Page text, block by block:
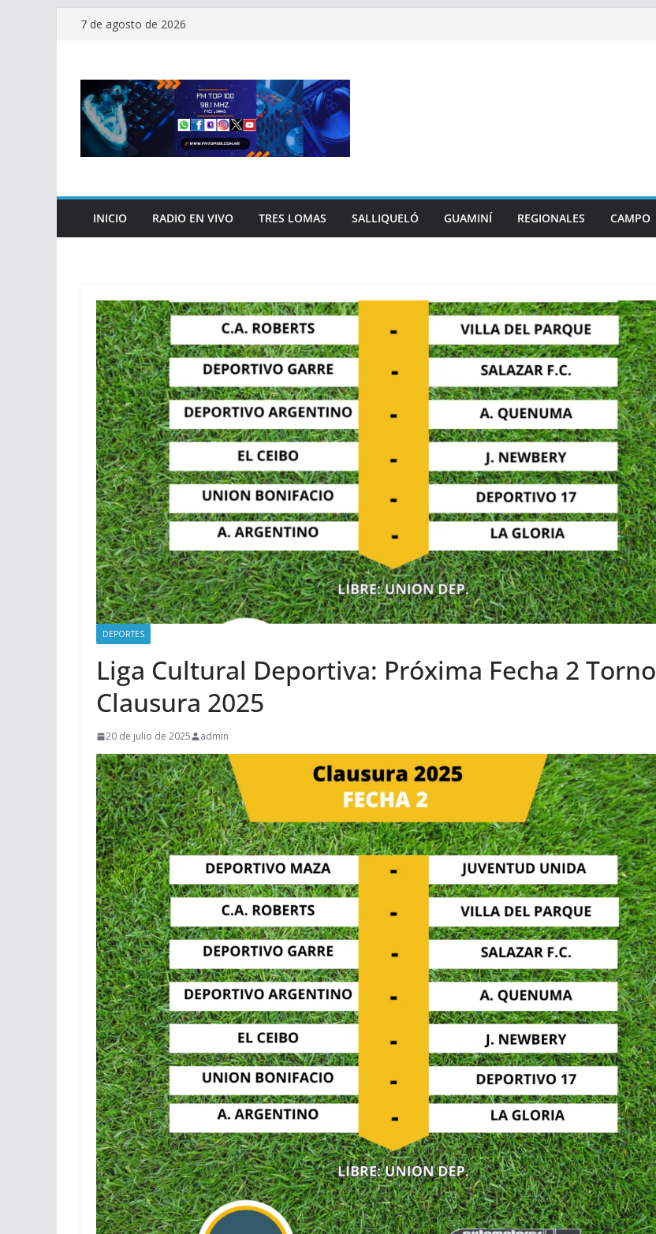
Saltar7 de agosto de 2026
INICIO RADIO EN VIVO TRES LOMAS SALLIQUELÓ GUAMINÍ REGIONALES CAMPO
DEPORTES
Liga Cultural Deportiva: Próxima Fecha 2 Torno
Clausura 2025
20 de julio de 2025 admin